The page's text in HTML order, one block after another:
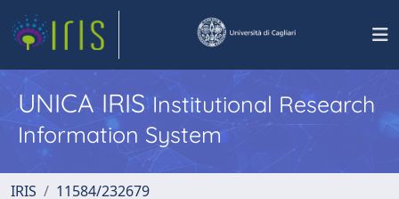
UNICA IRISInstitutional Research
Information System
IRIS 11584/232679